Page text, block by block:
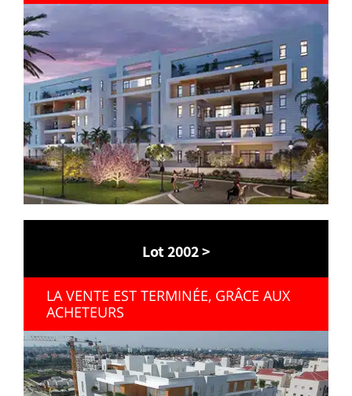
Lot 2002 >
LA VENTE EST TERMINÉE, GRÂCE AUX
ACHETEURS